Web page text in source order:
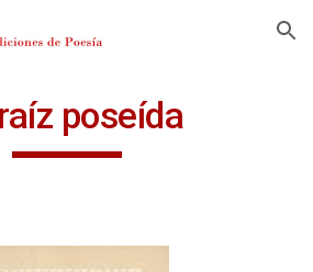
Skip to navigation
poseída